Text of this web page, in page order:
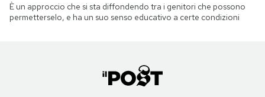
È un approccio che si sta diffondendo tra i genitori che possono
permetterselo, e ha un suo senso educativo a certe condizioni